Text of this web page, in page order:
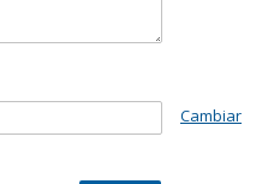
Cambiar